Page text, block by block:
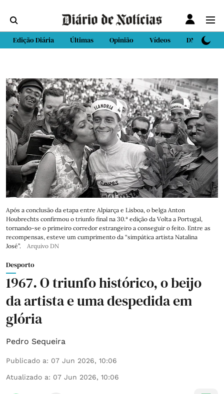
Edição Diária Últimas Opinião Vídeos DN Sport
Após a conclusão da etapa entre Alpiarça e Lisboa, o belga Anton
Houbrechts confirmou o triunfo final na 30.ª edição da Volta a Portugal,
tornando-se o primeiro corredor estrangeiro a conseguir o feito. Entre as
recompensas, esteve um cumprimento da “simpática artista Natalina
José”.
Arquivo DN
Desporto
1967. O triunfo histórico, o beijo
da artista e uma despedida em
glória
Pedro Sequeira
Publicado a: 07 Jun 2026, 10:06
Atualizado a: 07 Jun 2026, 10:06